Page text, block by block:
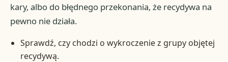
kary, albo do błędnego przekonania, że recydywa na
pewno nie działa.
Sprawdź, czy chodzi o wykroczenie z grupy objętej
recydywą.